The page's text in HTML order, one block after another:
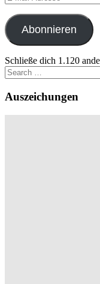
Mail-
Adresse
Abonnieren
Schließe dich 1.120
Search
for:
Auszeichungen